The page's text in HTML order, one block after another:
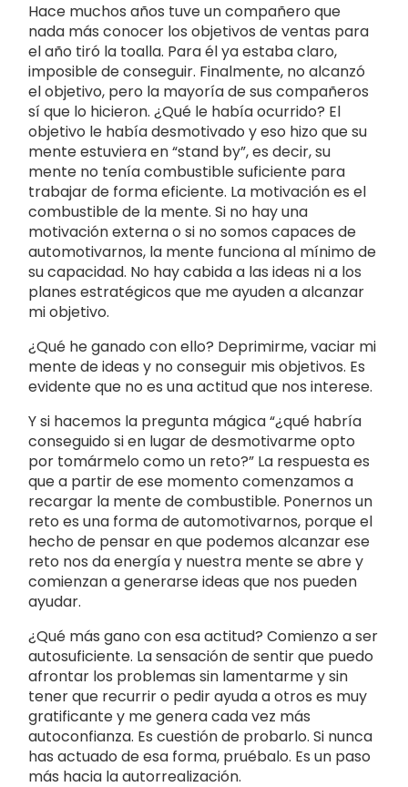
Hace muchos años tuve un compañero que
nada más conocer los objetivos de ventas para
el año tiró la toalla. Para él ya estaba claro,
imposible de conseguir. Finalmente, no alcanzó
el objetivo, pero la mayoría de sus compañeros
sí que lo hicieron. ¿Qué le había ocurrido? El
objetivo le había desmotivado y eso hizo que su
mente estuviera en “stand by”, es decir, su
mente no tenía combustible suficiente para
trabajar de forma eficiente. La motivación es el
combustible de la mente. Si no hay una
motivación externa o si no somos capaces de
automotivarnos, la mente funciona al mínimo de
su capacidad. No hay cabida a las ideas ni a los
planes estratégicos que me ayuden a alcanzar
mi objetivo.
¿Qué he ganado con ello? Deprimirme, vaciar mi
mente de ideas y no conseguir mis objetivos. Es
evidente que no es una actitud que nos interese.
Y si hacemos la pregunta mágica “¿qué habría
conseguido si en lugar de desmotivarme opto
por tomármelo como un reto?” La respuesta es
que a partir de ese momento comenzamos a
recargar la mente de combustible. Ponernos un
reto es una forma de automotivarnos, porque el
hecho de pensar en que podemos alcanzar ese
reto nos da energía y nuestra mente se abre y
comienzan a generarse ideas que nos pueden
ayudar.
¿Qué más gano con esa actitud? Comienzo a ser
autosuficiente. La sensación de sentir que puedo
afrontar los problemas sin lamentarme y sin
tener que recurrir o pedir ayuda a otros es muy
gratificante y me genera cada vez más
autoconfianza. Es cuestión de probarlo. Si nunca
has actuado de esa forma, pruébalo. Es un paso
más hacia la autorrealización.